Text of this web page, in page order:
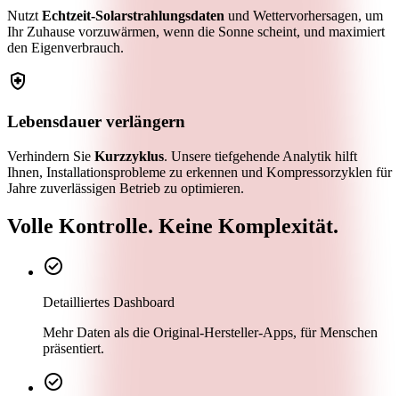
Nutzt Echtzeit‑Solarstrahlungsdaten und Wettervorhersagen, um
Ihr Zuhause vorzuwärmen, wenn die Sonne scheint, und maximiert
den Eigenverbrauch.
health_and_safety
Lebensdauer verlängern
Verhindern Sie Kurzzyklus. Unsere tiefgehende Analytik hilft
Ihnen, Installationsprobleme zu erkennen und Kompressorzyklen für
Jahre zuverlässigen Betrieb zu optimieren.
Volle Kontrolle. Keine Komplexität.
check_circle
Detailliertes Dashboard
Mehr Daten als die Original‑Hersteller‑Apps, für Menschen
präsentiert.
check_circle